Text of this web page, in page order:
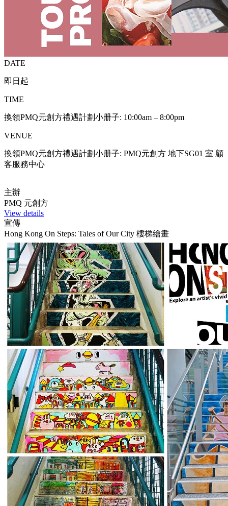
DATE
即日起
TIME
換領PMQ元創方禮遇計劃小册子: 10:00am – 8:00pm
VENUE
換領PMQ元創方禮遇計劃小册子: PMQ元創方 地下SG01 室 顧
客服務中心
主辦
PMQ 元創方
View details
宣傳
Hong Kong On Steps: Tales of Our City 樓梯繪畫